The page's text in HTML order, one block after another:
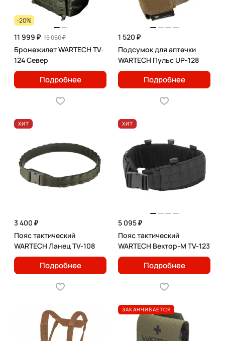
-20%
11 999 ₽ 15 060 ₽
Бронежилет WARTECH TV-
124 Север
Подробнее
1 520 ₽
Подсумок для аптечки
WARTECH Пульс UP-128
Подробнее
ХИТ
3 400 ₽
Пояс тактический
WARTECH Ланец TV-108
Подробнее
ХИТ
5 095 ₽
Пояс тактический
WARTECH Вектор-М TV-123
Подробнее
ЗАКАНЧИВАЕТСЯ